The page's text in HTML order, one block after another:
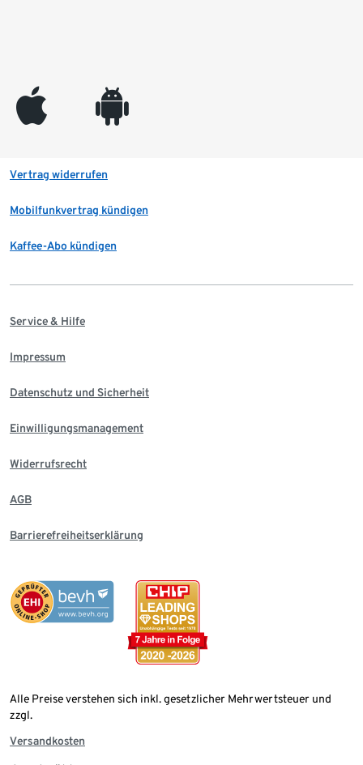
appleinc android
Vertrag widerrufen
Mobilfunkvertrag kündigen
Kaffee-Abo kündigen
Service & Hilfe
Impressum
Datenschutz und Sicherheit
Einwilligungsmanagement
Widerrufsrecht
AGB
Barrierefreiheitserklärung
Alle Preise verstehen sich inkl. gesetzlicher Mehrwertsteuer und
zzgl.
Versandkosten